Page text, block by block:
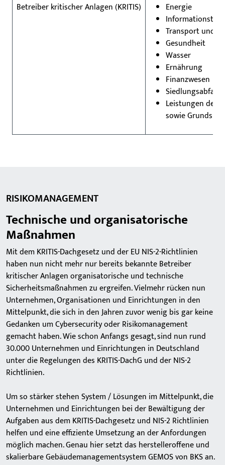
Betreiber kritischer Anlagen (KRITIS)
Energie
Transport und
Gesundheit
Wasser
Ernährung
Finanzwesen
Leistungen der
sowie
RISIKOMANAGEMENT
Technische und organisatorische
Maßnahmen
Mit dem KRITIS-Dachgesetz und der EU NIS-2-Richtlinien
haben nun nicht mehr nur bereits bekannte Betreiber
kritischer Anlagen organisatorische und technische
Sicherheitsmaßnahmen zu ergreifen. Vielmehr rücken nun
Unternehmen, Organisationen und Einrichtungen in den
Mittelpunkt, die sich in den Jahren zuvor wenig bis gar keine
Gedanken um Cybersecurity oder Risikomanagement
gemacht haben. Wie schon Anfangs gesagt, sind nun rund
30.000 Unternehmen und Einrichtungen in Deutschland
unter die Regelungen des KRITIS-DachG und der NIS-2
Richtlinien.
Um so stärker stehen System / Lösungen im Mittelpunkt, die
Unternehmen und Einrichtungen bei der Bewältigung der
Aufgaben aus dem KRITIS-Dachgesetz und NIS-2 Richtlinien
helfen und eine effiziente Umsetzung an der Anfordungen
möglich machen. Genau hier setzt das herstelleroffene und
skalierbare Gebäudemanagementsystem GEMOS von BKS an.